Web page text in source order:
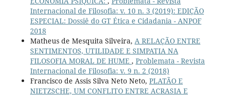
Internacional de Filosofia: v. 10 n. 3 (2019): EDIÇÃO
ESPECIAL: Dossiê do GT Ética e Cidadania - ANPOF
2018
Matheus de Mesquita Silveira, A RELAÇÃO ENTRE
SENTIMENTOS, UTILIDADE E SIMPATIA NA
FILOSOFIA MORAL DE HUME , Problemata - Revista
Internacional de Filosofia: v. 9 n. 2 (2018)
Francisco de Assis Silva Neto Neto, PLATÃO E
NIETZSCHE, UM CONFLITO ENTRE ACRASIA E